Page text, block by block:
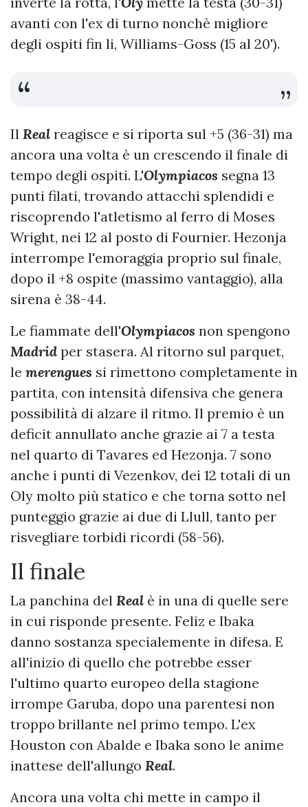
avanti con l'ex di turno nonchè migliore
degli ospiti fin li, Williams-Goss (15 al 20').
Il Real reagisce e si riporta sul +5 (36-31) ma
ancora una volta è un crescendo il finale di
tempo degli ospiti. L'Olympiacos segna 13
punti filati, trovando attacchi splendidi e
riscoprendo l'atletismo al ferro di Moses
Wright, nei 12 al posto di Fournier. Hezonja
interrompe l'emoraggia proprio sul finale,
dopo il +8 ospite (massimo vantaggio), alla
sirena è 38-44.
Le fiammate dell'Olympiacos non spengono
Madrid per stasera. Al ritorno sul parquet,
le merengues si rimettono completamente in
partita, con intensità difensiva che genera
possibilità di alzare il ritmo. Il premio è un
deficit annullato anche grazie ai 7 a testa
nel quarto di Tavares ed Hezonja. 7 sono
anche i punti di Vezenkov, dei 12 totali di un
Oly molto più statico e che torna sotto nel
punteggio grazie ai due di Llull, tanto per
risvegliare torbidi ricordi (58-56).
Il finale
La panchina del Real è in una di quelle sere
in cui risponde presente. Feliz e Ibaka
danno sostanza specialemente in difesa. E
all'inizio di quello che potrebbe esser
l'ultimo quarto europeo della stagione
irrompe Garuba, dopo una parentesi non
troppo brillante nel primo tempo. L'ex
Houston con Abalde e Ibaka sono le anime
inattese dell'allungo Real.
Ancora una volta chi mette in campo il